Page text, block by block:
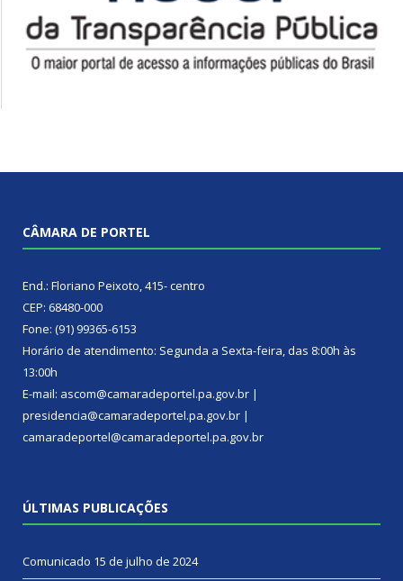
CÂMARA DE PORTEL
End.: Floriano Peixoto, 415- centro
CEP: 68480-000
Fone: (91) 99365-6153
Horário de atendimento: Segunda a Sexta-feira, das 8:00h às
13:00h
E-mail: ascom@camaradeportel.pa.gov.br |
presidencia@camaradeportel.pa.gov.br |
camaradeportel@camaradeportel.pa.gov.br
ÚLTIMAS PUBLICAÇÕES
Comunicado 15 de julho de 2024